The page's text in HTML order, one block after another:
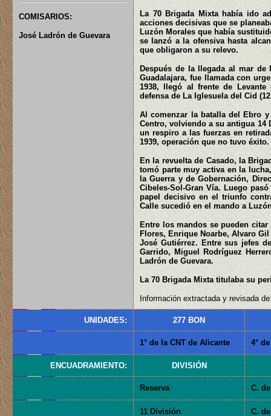
COMISARIOS:
José Ladrón de Guevara
La 70 Brigada Mixta había ido
acciones decisivas que se
Luzón Morales que había
se lanzó a la ofensiva hasta
que obligaron a su relevo.
Después de la llegada al mar
Guadalajara, fue llamada con
1938, llegó al frente de
defensa de La Iglesuela del Cid
Al comenzar la batalla del Ebro
Centro, volviendo a su antigua 14
un respiro a las fuerzas en
1939, operación que no tuvo éxito.
En la revuelta de Casado, la
tomó parte muy activa en la
la Guerra y de Gobernación,
Cibeles-Sol-Gran Vía. Luego
papel decisivo en el triunfo
Calle sucedió en el mando a
Entre los mandos se pueden
Flores, Enrique Noarbe, Alvaro
José Gutiérrez. Entre sus jefes
Garrido, Miguel Rodríguez
Ladrón de Guevara.
La 70 Brigada Mixta titulaba su
Información extractada y revisada
UNIDADES: 277 BON
1° de la CNT de Alicante 4°
ENCUADRAMIENTO: DIVISIÓN
Reserva C.
11 División C.